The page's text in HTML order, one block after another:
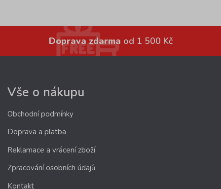
Doprava zdarma od 1 500 Kč
Vše o nákupu
Obchodní podmínky
Doprava a platba
Reklamace a vrácení zboží
Zpracování osobních údajů
Kontakt